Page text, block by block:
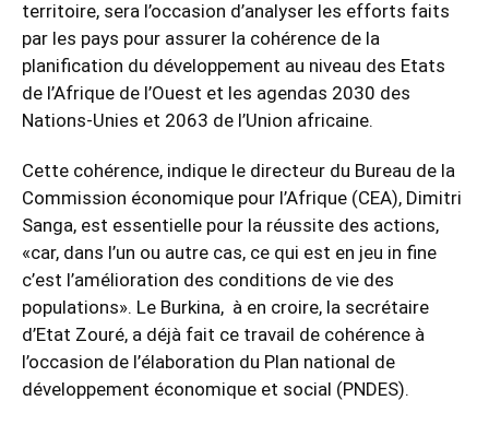
territoire, sera l’occasion d’analyser les efforts faits
par les pays pour assurer la cohérence de la
planification du développement au niveau des Etats
de l’Afrique de l’Ouest et les agendas 2030 des
Nations-Unies et 2063 de l’Union africaine.
Cette cohérence, indique le directeur du Bureau de la
Commission économique pour l’Afrique (CEA), Dimitri
Sanga, est essentielle pour la réussite des actions,
«car, dans l’un ou autre cas, ce qui est en jeu in fine
c’est l’amélioration des conditions de vie des
populations». Le Burkina, à en croire, la secrétaire
d’Etat Zouré, a déjà fait ce travail de cohérence à
l’occasion de l’élaboration du Plan national de
développement économique et social (PNDES).